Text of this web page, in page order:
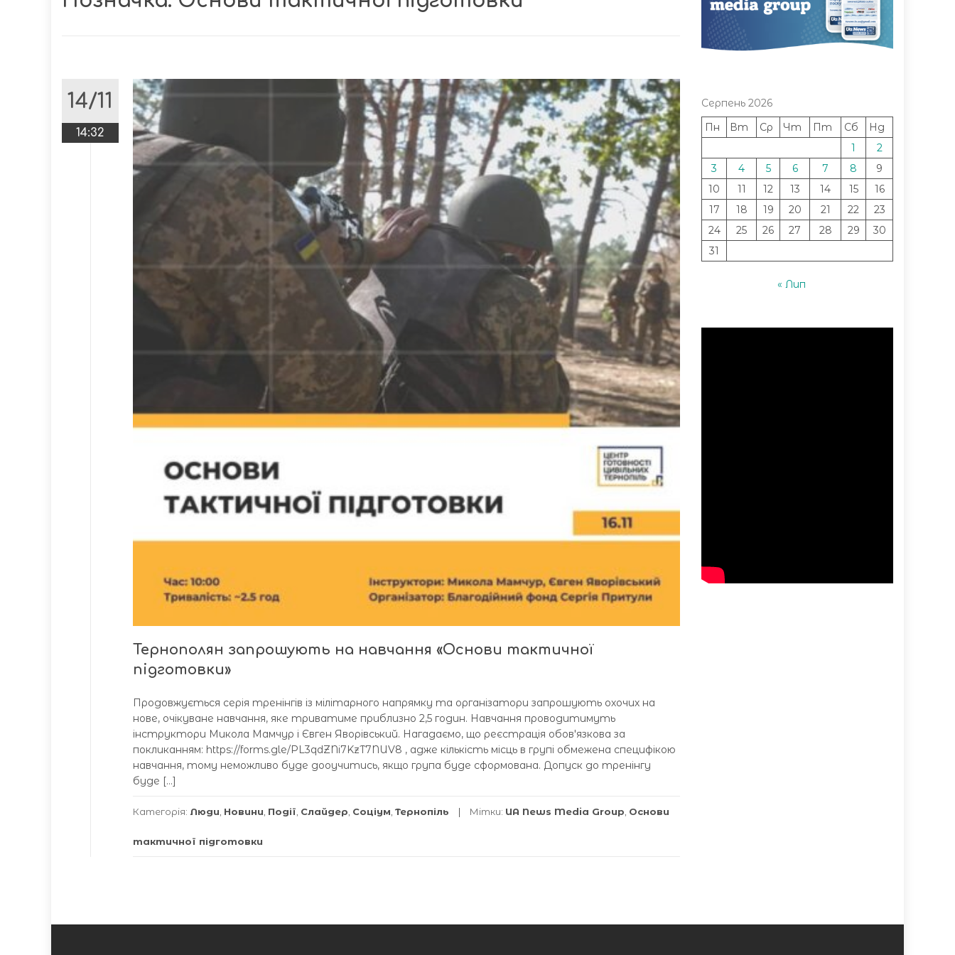
14/11
14:32
Тернополян запрошують на навчання «Основи тактичної
підготовки»
Продовжується серія тренінгів із мілітарного напрямку та організатори запрошують охочих на
нове, очікуване навчання, яке триватиме приблизно 2,5 годин. Навчання проводитимуть
інструктори Микола Мамчур і Євген Яворівський. Нагадаємо, що реєстрація обовʼязкова за
покликанням: https://forms.gle/PL3qdZNi7KzT7NUV8 , адже кількість місць в групі обмежена специфікою
навчання, тому неможливо буде дооучитись, якщо група буде сформована. Допуск до тренінгу
буде […]
Категорія: Люди Новини Події Слайдер Соціум Тернопіль Мітки: UA News Media Group Основи
тактичної підготовки
Серпень 2026
Пн
Вт Ср Чт Пт Сб
Нд
1
2
3
4 5 6 7 8
9
10
11 12 13 14 15
16
17
18 19 20 21 22
23
24
25 26 27 28 29
30
31
« Лип